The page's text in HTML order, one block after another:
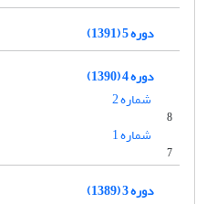
دوره 5 (1391)
دوره 4 (1390)
شماره 2
8
شماره 1
7
دوره 3 (1389)